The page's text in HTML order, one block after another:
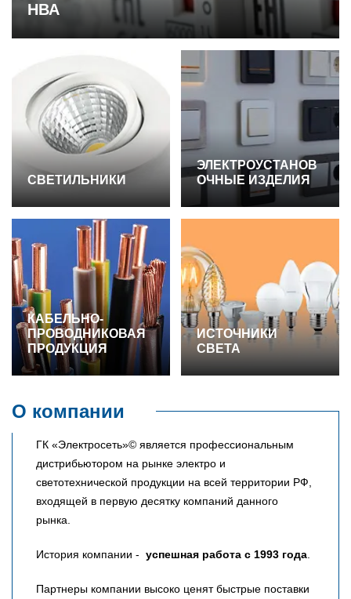
НВА
СВЕТИЛЬНИКИ
ЭЛЕКТРОУСТАНОВ
ОЧНЫЕ ИЗДЕЛИЯ
КАБЕЛЬНО-
ПРОВОДНИКОВАЯ
ПРОДУКЦИЯ
ИСТОЧНИКИ
СВЕТА
О компании
ГК «Электросеть»© является профессиональным
дистрибьютором на рынке электро и
светотехнической продукции на всей территории РФ,
входящей в первую десятку компаний данного
рынка.
История компании - успешная работа с 1993 года.
Партнеры компании высоко ценят быстрые поставки